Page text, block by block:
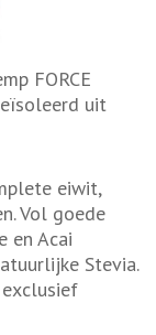
FORCE
uit
eiwit,
Vol goede
en Acai
Stevia.